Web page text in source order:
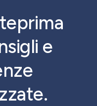
e